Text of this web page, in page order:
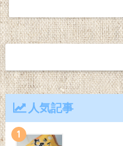
人気記事
1